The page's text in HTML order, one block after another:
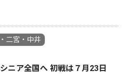
二宮・中井
ニア全国へ 初戦は７月23日